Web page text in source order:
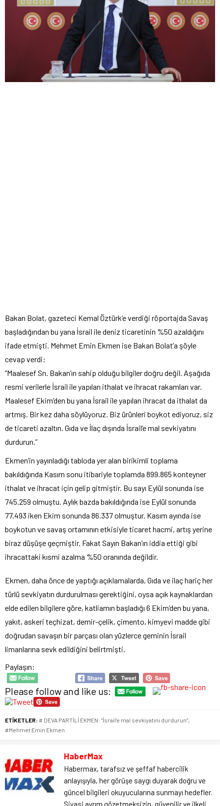
Bakan Bolat, gazeteci Kemal Öztürk’e verdiği röportajda Savaş
başladığından bu yana İsrail ile deniz ticaretinin %50 azaldığını
ifade etmişti. Mehmet Emin Ekmen ise Bakan Bolat’a şöyle
cevap verdi:
“Maalesef Sn. Bakan’ın sahip olduğu bilgiler doğru değil. Aşağıda
resmi verilerle İsrail ile yapılan ithalat ve ihracat rakamları var.
Maalesef Ekim’den bu yana İsrail ile yapılan ihracat da ithalat da
artmış. Bir kez daha söylüyoruz. Biz ürünleri boykot ediyoruz, siz
de ticareti azaltın. Gıda ve İlaç dışında İsrail’e mal sevkiyatını
durdurun.”
Ekmen’in yayınladığı tabloda yer alan birikimli toplama
bakıldığında Kasım sonu itibariyle toplamda 899.865 konteyner
ithalat ve ihracat için gelip gitmiştir. Bu sayı Eylül sonunda ise
745.259 olmuştu. Aylık bazda bakıldığında ise Eylül sonunda
77.493 iken Ekim sonunda 86.337 olmuştur. Kasım ayında ise
boykotun ve savaş ortamının etkisiyle ticaret hacmi, artış yerine
biraz düşüşe geçmiştir. Fakat Sayın Bakan’ın iddia ettiği gibi
ihracattaki kısmi azalma %50 oranında değildir.
Ekmen, daha önce de yaptığı açıklamalarda, Gıda ve ilaç hariç her
türlü sevkiyatın durdurulması gerektiğini, oysa açık kaynaklardan
elde edilen bilgilere göre, katliamın başladığı 6 Ekim’den bu yana,
yakıt, askeri teçhizat, demir-çelik, çimento, kimyevi madde gibi
doğrudan savaşın bir parçası olan yüzlerce geminin İsrail
limanlarına sevk edildiğini belirtmişti.
Paylaşın:
Please follow and like us:
ETİKETLER: # DEVA PARTİLİ EKMEN: “İsrail’e mal sevkiyatını durdurun”
#Mehmet Emin Ekmen
HaberMax
Habermax, tarafsız ve şeffaf habercilik
anlayışıyla, her görüşe saygı duyarak doğru ve
güncel bilgileri okuyucularına sunmayı hedefler.
Siyasi ayrım gözetmeksizin, güvenilir ve ilkeli